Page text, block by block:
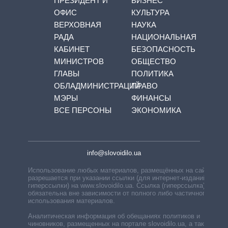
ОФИС
ВЕРХОВНАЯ
РАДА
КАБИНЕТ
МИНИСТРОВ
ГЛАВЫ
ОБЛАДМИНИСТРАЦИЙ
МЭРЫ
ВСЕ ПЕРСОНЫ
КУЛЬТУРА
НАУКА
НАЦИОНАЛЬНАЯ
БЕЗОПАСНОСТЬ
ОБЩЕСТВО
ПОЛИТИКА
ПРАВО
ФИНАНСЫ
ЭКОНОМИКА
info@slovoidilo.ua
Использование любых материалов, размещённых на сайте,
разрешается при указании ссылки (для интернет-изданий —
гиперссылки) на www.slovoidilo.ua. Ссылка (гиперссылка)
обязательна вне зависимости от полного либо частичного
использования материалов.
Аналитическая информация об обещаниях политиков и
чиновников, размещенных на портале slovoidilo.ua, а также